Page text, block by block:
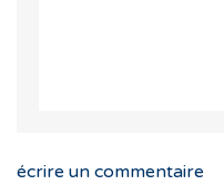
écrire un commentaire